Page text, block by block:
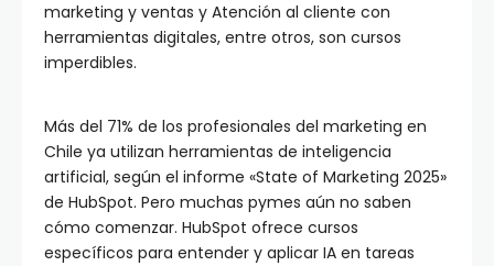
marketing y ventas y Atención al cliente con
herramientas digitales, entre otros, son cursos
imperdibles.
Más del 71% de los profesionales del marketing en
Chile ya utilizan herramientas de inteligencia
artificial, según el informe «State of Marketing 2025»
de HubSpot. Pero muchas pymes aún no saben
cómo comenzar. HubSpot ofrece cursos
específicos para entender y aplicar IA en tareas